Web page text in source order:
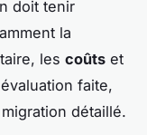
doit tenir
la
les coûts et
faite,
détaillé.